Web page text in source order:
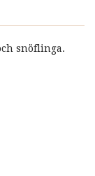
snöflinga.